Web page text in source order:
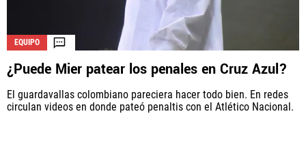
EQUIPO
¿Puede Mier patear los penales en Cruz Azul?
El guardavallas colombiano pareciera hacer todo bien. En redes
circulan videos en donde pateó penaltis con el Atlético Nacional.